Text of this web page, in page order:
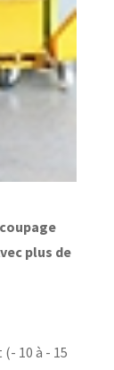
plus de
10 à - 15